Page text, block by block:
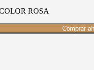
ROSA
Comprar